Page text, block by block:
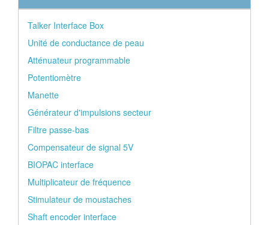
Talker Interface Box
Unité de conductance de peau
Atténuateur programmable
Potentiomètre
Manette
Générateur d'impulsions secteur
Filtre passe-bas
Compensateur de signal 5V
BIOPAC interface
Multiplicateur de fréquence
Stimulateur de moustaches
Shaft encoder interface